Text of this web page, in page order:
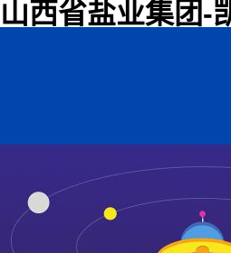
山西省盐业集团-